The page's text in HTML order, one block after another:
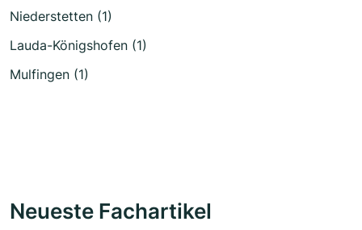
Niederstetten (1)
Lauda-Königshofen (1)
Mulfingen (1)
Neueste Fachartikel